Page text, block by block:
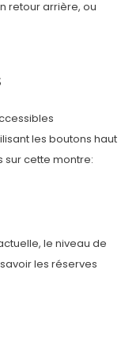
retour arrière, ou
les boutons haut
sur cette montre:
le niveau de
les réserves